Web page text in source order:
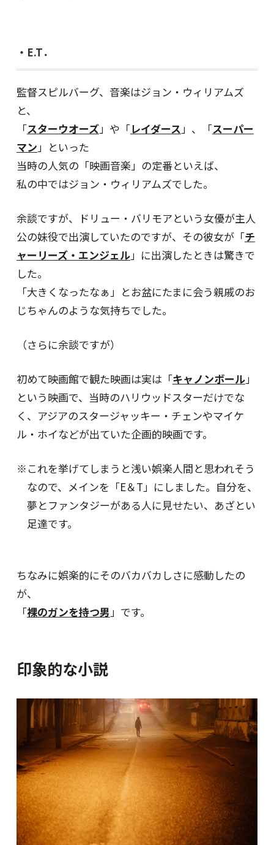
・E.T．
監督スピルバーグ、音楽はジョン・ウィリアムズ
と、
「スターウオーズ」や「レイダース 」、「スーパー
マン 」といった
当時の人気の「映画音楽」の定番といえば、
私の中ではジョン・ウィリアムズでした。
余談ですが、ドリュー・バリモアという女優が主人
公の妹役で出演していたのですが、その彼女が「チ
ャーリーズ・エンジェル」に出演したときは驚きで
した。
「大きくなったなぁ」とお盆にたまに会う親戚のお
じちゃんのような気持ちでした。
（さらに余談ですが）
初めて映画館で観た映画は実は「キャノンボール」
という映画で、当時のハリウッドスターだけでな
く、アジアのスタージャッキー・チェンやマイケ
ル・ホイなどが出ていた企画的映画です。
※これを挙げてしまうと浅い娯楽人間と思われそう
なので、メインを「E＆T」にしました。自分を、
夢とファンタジーがある人に見せたい、あざとい
足達です。
ちなみに娯楽的にそのバカバカしさに感動したの
が、
「裸のガンを持つ男」です。
印象的な小説